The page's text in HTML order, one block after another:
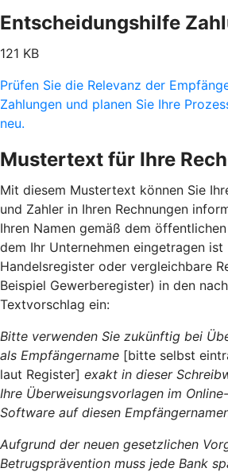
Entscheidungshilfe
121 KB
Prüfen Sie die Relevanz der
Zahlungen und planen Sie Ihre
neu.
Mustertext für Ihre
Mit diesem Mustertext können Sie
und Zahler in Ihren Rechnungen
Ihren Namen gemäß dem
dem Ihr Unternehmen eingetragen
Handelsregister oder vergleichbare
Beispiel Gewerberegister) in den
Textvorschlag ein:
Bitte verwenden Sie zukünftig bei
als Empfängername [bitte selbst
laut Register] exakt in dieser
Ihre Überweisungsvorlagen im
Software auf diesen
Aufgrund der neuen gesetzlichen
Betrugsprävention muss jede Bank